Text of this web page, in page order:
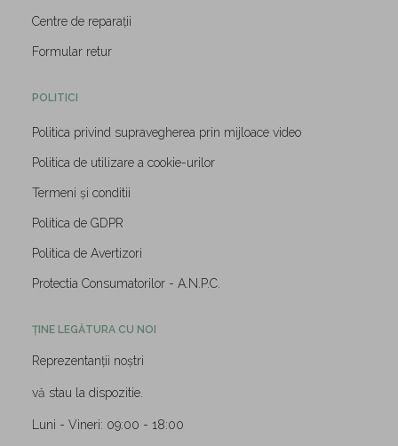
Centre de reparații
Formular retur
POLITICI
Politica privind supravegherea prin mijloace video
Politica de utilizare a cookie-urilor
Termeni și conditii
Politica de GDPR
Politica de Avertizori
Protectia Consumatorilor - A.N.P.C.
ȚINE LEGĂTURA CU NOI
Reprezentanții noștri
vă stau la dispozitie.
Luni - Vineri: 09:00 - 18:00